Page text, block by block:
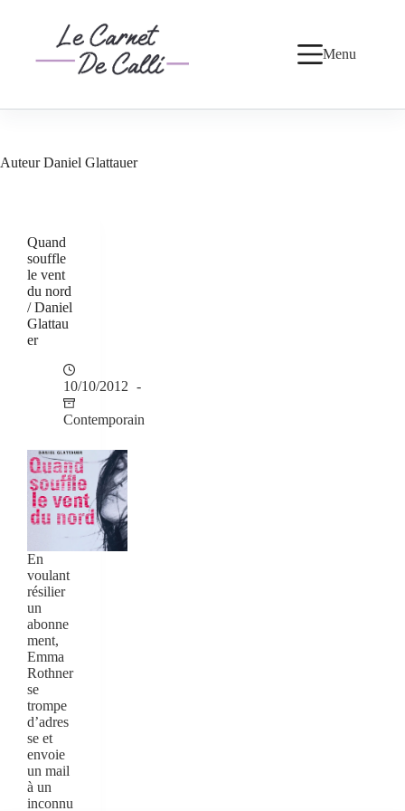
Menu
AuteurDaniel Glattauer
Quand
souffle
le vent
du nord
/ Daniel
Glattau
er
10/10/2012
Contemporain
En
voulant
résilier
un
abonne
ment,
Emma
Rothner
se
trompe
d’adres
se et
envoie
un mail
à un
inconnu